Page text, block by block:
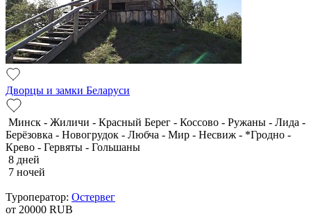
Дворцы и замки Беларуси
Минск - Жиличи - Красный Берег - Коссово - Ружаны - Лида -
Берёзовка - Новогрудок - Любча - Мир - Несвиж - *Гродно -
Крево - Гервяты - Гольшаны
8 дней
7 ночей
Туроператор: Остервег
от 20000 RUB